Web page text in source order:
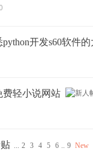
开发s60软件
费轻小说网站
... 2 3 4 5 6 .. 9 New